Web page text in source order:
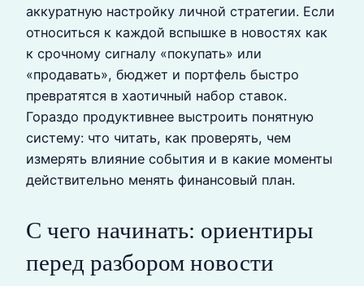
аккуратную настройку личной стратегии. Если
относиться к каждой вспышке в новостях как
к срочному сигналу «покупать» или
«продавать», бюджет и портфель быстро
превратятся в хаотичный набор ставок.
Гораздо продуктивнее выстроить понятную
систему: что читать, как проверять, чем
измерять влияние события и в какие моменты
действительно менять финансовый план.
С чего начинать: ориентиры
перед разбором новости